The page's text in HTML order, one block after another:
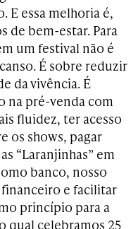
E essa melhoria é,
de bem-estar. Para
um festival não é
É sobre reduzir
da vivência. É
na pré-venda com
fluidez, ter acesso
os shows, pagar
“Laranjinhas” em
banco, nosso
e facilitar
princípio para a
qual celebramos 25